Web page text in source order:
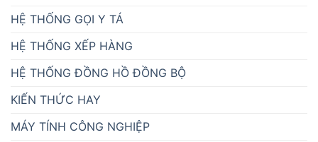
HỆ THỐNG GỌI Y TÁ
HỆ THỐNG XẾP HÀNG
HỆ THỐNG ĐỒNG HỒ ĐỒNG BỘ
KIẾN THỨC HAY
MÁY TÍNH CÔNG NGHIỆP